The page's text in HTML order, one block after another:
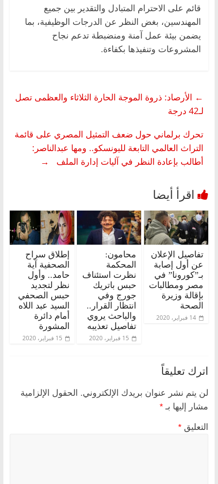
قائم على الاحترام المتبادل والتقدير بين جميع
المهندسين، بغض النظر عن الدرجات الوظيفية، بما
يضمن بيئة عمل آمنة ومنضبطة تدعم نجاح
المشروعات وتنفيذها بكفاءة.
← الأرصاد: ذروة الموجة الحارة الثلاثاء والعظمى تصل
لـ42 درجة
تحرك برلماني حول ضعف التمثيل المصري على قائمة
التراث العالمي التابعة لليونسكو.. ومها عبدالناصر:
أطالب بإعادة النظر في آليات إدارة الملف
→
تفاصيل الإعلان
عن أول إصابة
بـ”كورونا” في
مصر ومطالبات
بإقالة وزيرة
الصحة
14 فبراير، 2020
محامون:
المحكمة
نظرت استئناف
حبس باتريك
جورج وفي
انتظار القرار..
والباحث يروي
تفاصيل تعذيبه
15 فبراير، 2020
إطلاق سراح
الصحفية آية
حامد.. وأول
نظر لتجديد
حبس الصحفي
السيد عبد اللاه
أمام دائرة
المشورة
15 فبراير، 2020
اترك تعليقاً
لن يتم نشر عنوان بريدك الإلكتروني. الحقول الإلزامية
مشار إليها بـ *
التعليق *